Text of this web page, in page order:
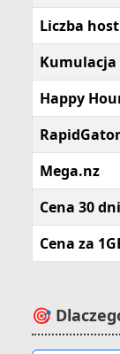
Liczba
Happy
RapidGator
Mega.nz
Cena 30 dni
Cena za
🎯